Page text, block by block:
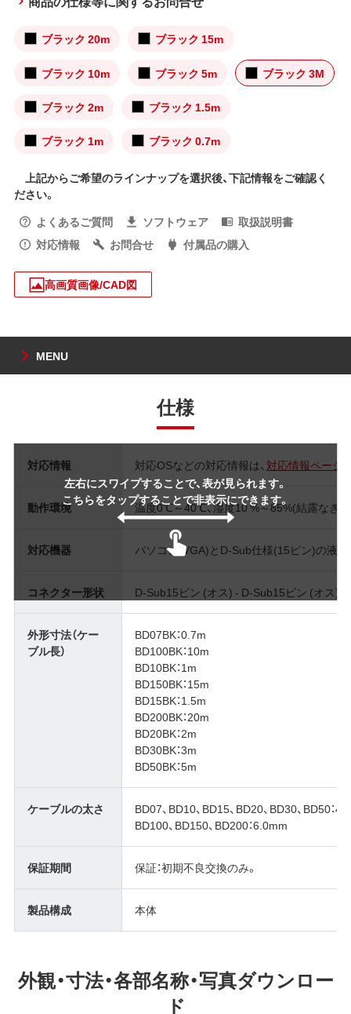
ブラック 20m ブラック 15m
ブラック 10m ブラック 5m ブラック 3M
ブラック 2m ブラック 1.5m
ブラック 1m ブラック 0.7m
上記からご希望のラインナップを選択後、下記情報をご確認く
ださい。
よくあるご質問
ソフトウェア
取扱説明書
対応情報
お問合せ 付属品の購入
高画質画像/CAD図
MENU
仕様
左右にスワイプすることで、表が見られます。
こちらをタップすることで非表示にできます。
対応情報 対応OSなどの対応情報は、 対応情報ページ
動作環境 温度0℃～40℃、湿度10 %～85%(結露なき
対応機器 パソコン(VGA)とD-Sub仕様(15ピン)の液
コネクター形状 D-Sub15ピン (オス) - D-Sub15ピン (オス)
外形寸法（ケー
ブル長）
BD07BK：0.7m
BD100BK：10m
BD10BK：1m
BD150BK：15m
BD15BK：1.5m
BD200BK：20m
BD20BK：2m
BD30BK：3m
BD50BK：5m
ケーブルの太さ
BD07、BD10、BD15、BD20、BD30、BD50：
BD100、BD150、BD200：6.0mm
保証期間 保証：初期不良交換のみ。
製品構成 本体
外観・寸法・各部名称・写真ダウンロー
ド